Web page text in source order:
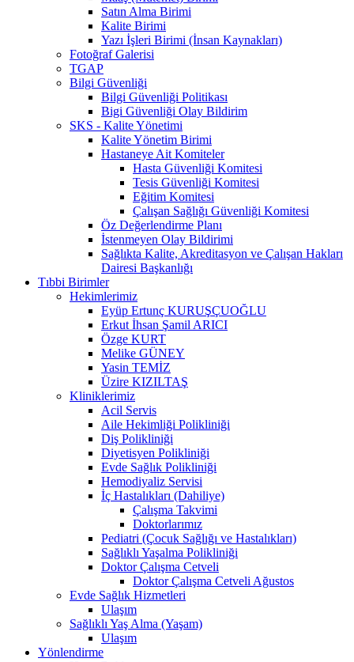
Satın Alma Birimi
Kalite Birimi
Yazı İşleri Birimi (İnsan Kaynakları)
Fotoğraf Galerisi
TGAP
Bilgi Güvenliği
Bilgi Güvenliği Politikası
Bigi Güvenliği Olay Bildirim
SKS - Kalite Yönetimi
Kalite Yönetim Birimi
Hastaneye Ait Komiteler
Hasta Güvenliği Komitesi
Tesis Güvenliği Komitesi
Eğitim Komitesi
Çalışan Sağlığı Güvenliği Komitesi
Öz Değerlendirme Planı
İstenmeyen Olay Bildirimi
Sağlıkta Kalite, Akreditasyon ve Çalışan Hakları
Dairesi Başkanlığı
Tıbbi Birimler
Hekimlerimiz
Eyüp Ertunç KURUŞÇUOĞLU
Erkut İhsan Şamil ARICI
Özge KURT
Melike GÜNEY
Yasin TEMİZ
Üzire KIZILTAŞ
Kliniklerimiz
Acil Servis
Aile Hekimliği Polikliniği
Diş Polikliniği
Diyetisyen Polikliniği
Evde Sağlık Polikliniği
Hemodiyaliz Servisi
İç Hastalıkları (Dahiliye)
Çalışma Takvimi
Doktorlarımız
Pediatri (Çocuk Sağlığı ve Hastalıkları)
Sağlıklı Yaşalma Polikliniği
Doktor Çalışma Cetveli
Doktor Çalışma Cetveli Ağustos
Evde Sağlık Hizmetleri
Ulaşım
Sağlıklı Yaş Alma (Yaşam)
Ulaşım
Yönlendirme